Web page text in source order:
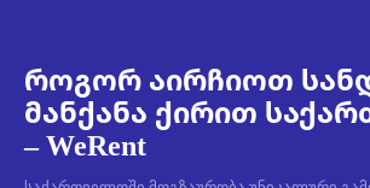
როგორ აირჩიოთ
მანქანა ქირით
– WeRent